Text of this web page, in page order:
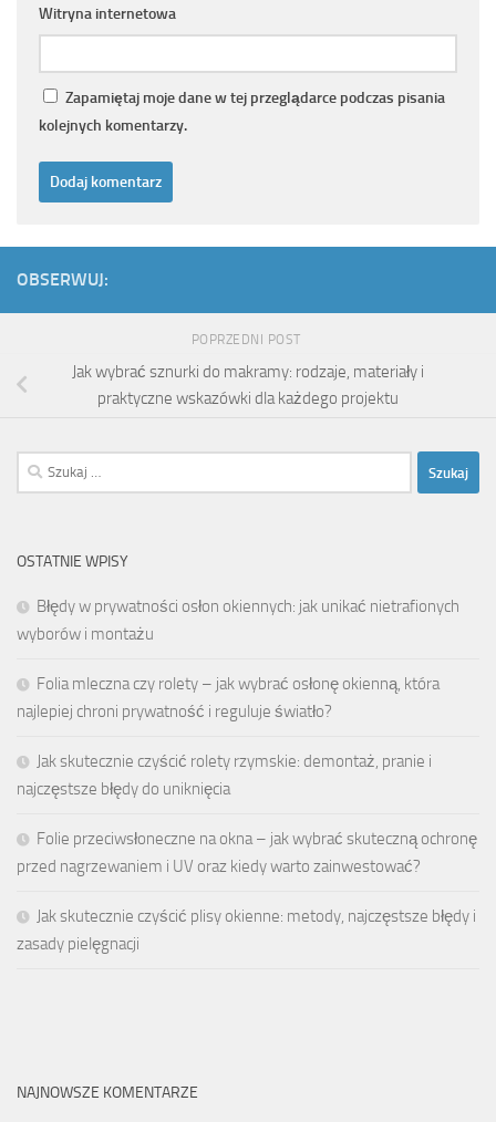
Witryna internetowa
Zapamiętaj moje dane w tej przeglądarce podczas pisania
kolejnych komentarzy.
OBSERWUJ:
POPRZEDNI POST
Jak wybrać sznurki do makramy: rodzaje, materiały i
praktyczne wskazówki dla każdego projektu
Szukaj:
OSTATNIE WPISY
Błędy w prywatności osłon okiennych: jak unikać nietrafionych
wyborów i montażu
Folia mleczna czy rolety – jak wybrać osłonę okienną, która
najlepiej chroni prywatność i reguluje światło?
Jak skutecznie czyścić rolety rzymskie: demontaż, pranie i
najczęstsze błędy do uniknięcia
Folie przeciwsłoneczne na okna – jak wybrać skuteczną ochronę
przed nagrzewaniem i UV oraz kiedy warto zainwestować?
Jak skutecznie czyścić plisy okienne: metody, najczęstsze błędy i
zasady pielęgnacji
NAJNOWSZE KOMENTARZE